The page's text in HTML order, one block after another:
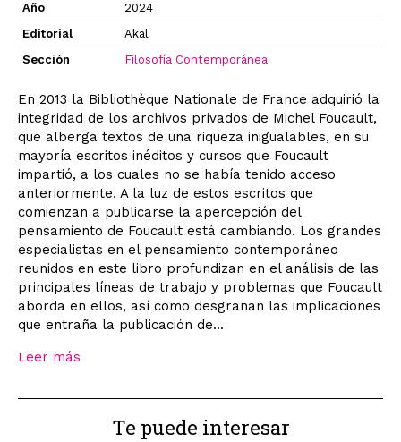
Año
2024
Editorial
Akal
Sección
Filosofía Contemporánea
En 2013 la Bibliothèque Nationale de France adquirió la
integridad de los archivos privados de Michel Foucault,
que alberga textos de una riqueza inigualables, en su
mayoría escritos inéditos y cursos que Foucault
impartió, a los cuales no se había tenido acceso
anteriormente. A la luz de estos escritos que
comienzan a publicarse la apercepción del
pensamiento de Foucault está cambiando. Los grandes
especialistas en el pensamiento contemporáneo
reunidos en este libro profundizan en el análisis de las
principales líneas de trabajo y problemas que Foucault
aborda en ellos, así como desgranan las implicaciones
que entraña la publicación de...
Leer más
Te puede interesar